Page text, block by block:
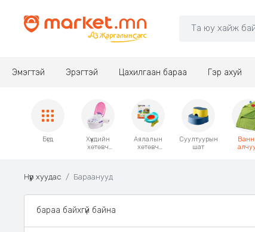
Эмэгтэй Эрэгтэй Цахилгаан бараа Гэр ахуй
Бүгд
Хүүхдийн
хөтөвч
Аялалын
хөтөвч
Суултуурын
шат
Нүүр хуудас Бараанууд
бараа байхгүй байна